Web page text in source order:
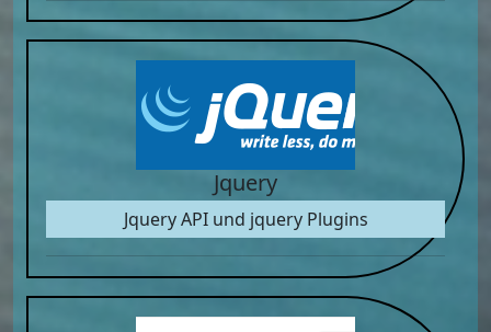
Jquery
Jquery API und jquery Plugins